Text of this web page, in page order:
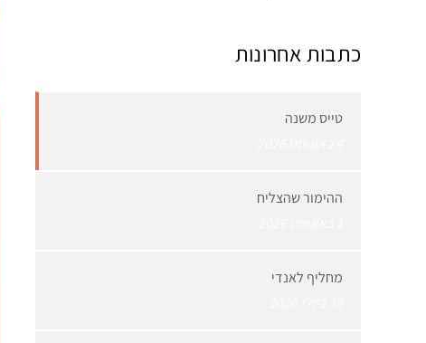
כתבות אחרונות
טייס משנה
ההימור שהצליח
מחליף לאנדי